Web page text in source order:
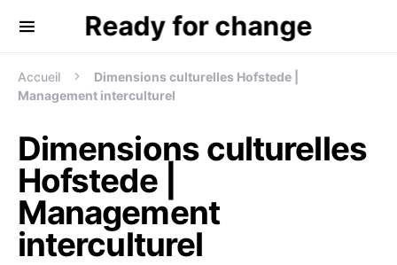
Ready for change
Recherche de:
Accueil
Dimensions culturelles Hofstede |
Management interculturel
Dimensions culturelles
Hofstede |
Management
interculturel